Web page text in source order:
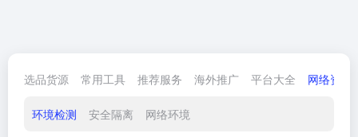
选品货源 常用工具 推荐服务 海外推广 平台大全 网络资源
环境检测 安全隔离 网络环境